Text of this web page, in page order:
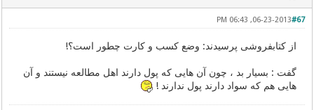
#67
06-23-2013, 06:43 PM
از کتابفروشی پرسیدند: وضع کسب و کارت چطور است؟!
گفت : بسیار بد ، چون آن هایی که پول دارند اهل مطالعه نیستند و آن
هایی هم که سواد دارند پول ندارند !